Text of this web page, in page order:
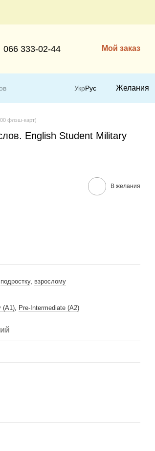
066 333-02-44 Мой заказ
УкрРус Желания
флэш-карт)
English Student Military
В желания
подростку, взрослому
(A1), Pre-Intermediate (A2)